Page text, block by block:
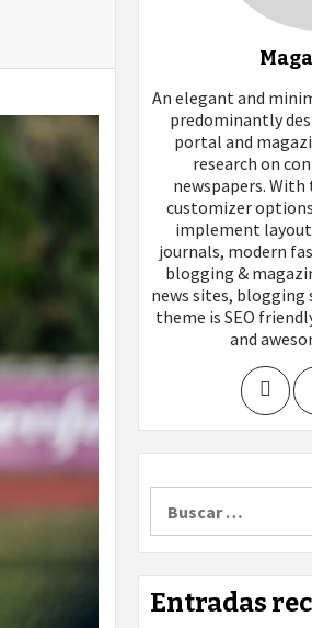
An elegant and
predominantly
portal and
research on
newspapers.
customizer
implement
journals, modern
blogging &
news sites, blogging
theme is SEO
and
Entradas